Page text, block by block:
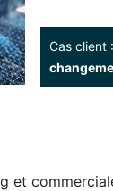
Cas client
et